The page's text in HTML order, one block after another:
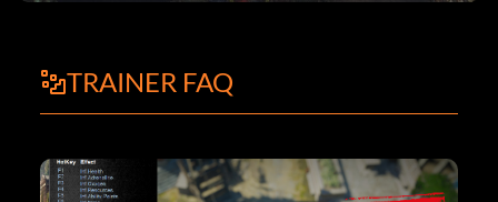
TRAINER FAQ